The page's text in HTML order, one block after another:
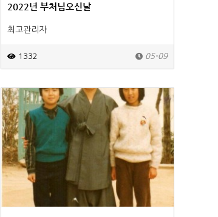
2022년 부처님오신날
최고관리자
1332 05-09